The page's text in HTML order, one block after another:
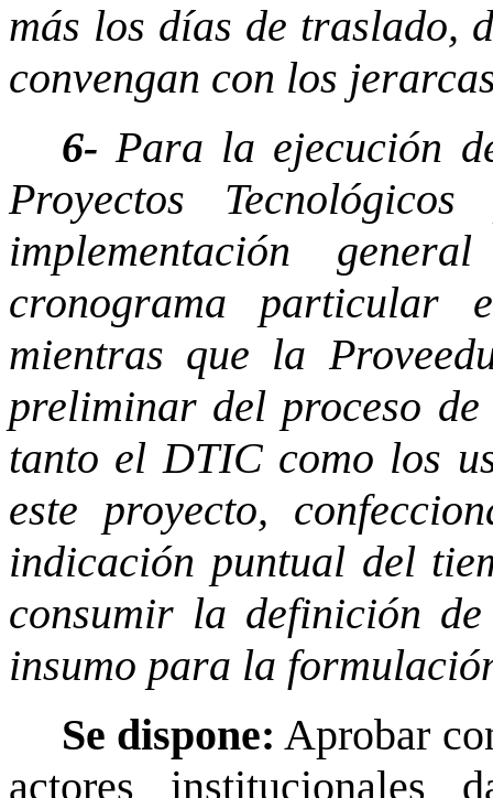
más los días de traslado,
convengan con los
6-Para la ejecución
Proyectos
implementación
cronograma particular
mientras que la
preliminar del proceso
tanto el DTIC como los
este proyecto,
indicación puntual del
consumir la definición
insumo para la
Se dispone: Aprobar
actores institucionales